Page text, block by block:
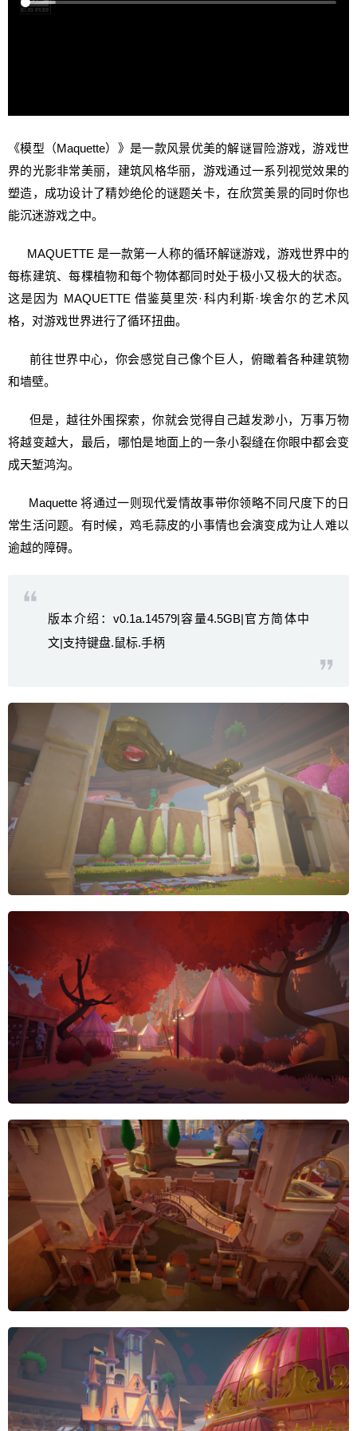
《模型（Maquette）》是一款风景优美的解谜冒险游戏，游戏世
界的光影非常美丽，建筑风格华丽，游戏通过一系列视觉效果的
塑造，成功设计了精妙绝伦的谜题关卡，在欣赏美景的同时你也
能沉迷游戏之中。
MAQUETTE 是一款第一人称的循环解谜游戏，游戏世界中的
每栋建筑、每棵植物和每个物体都同时处于极小又极大的状态。
这是因为 MAQUETTE 借鉴莫里茨·科内利斯·埃舍尔的艺术风
格，对游戏世界进行了循环扭曲。
前往世界中心，你会感觉自己像个巨人，俯瞰着各种建筑物
和墙壁。
但是，越往外围探索，你就会觉得自己越发渺小，万事万物
将越变越大，最后，哪怕是地面上的一条小裂缝在你眼中都会变
成天堑鸿沟。
Maquette 将通过一则现代爱情故事带你领略不同尺度下的日
常生活问题。有时候，鸡毛蒜皮的小事情也会演变成为让人难以
逾越的障碍。
版本介绍：v0.1a.14579|容量4.5GB|官方简体中
文|支持键盘.鼠标.手柄